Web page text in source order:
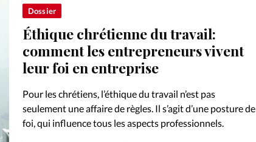
Dossier
Éthique chrétienne du travail:
comment les entrepreneurs vivent
leur foi en entreprise
Pour les chrétiens, l’éthique du travail n’est pas
seulement une affaire de règles. Il s’agit d’une posture de
foi, qui influence tous les aspects professionnels.